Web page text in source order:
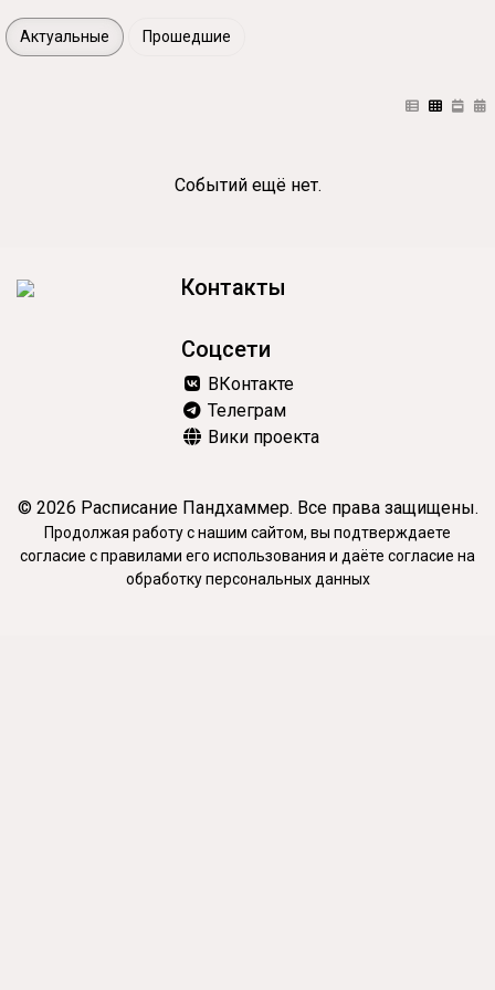
Актуальные Прошедшие
Событий ещё нет.
Контакты
Соцсети
ВКонтакте
Телеграм
Вики проекта
© 2026 Расписание Пандхаммер. Все права защищены.
Продолжая работу с нашим сайтом, вы подтверждаете
согласие справилами его использования и даёте согласие на
обработку персональных данных